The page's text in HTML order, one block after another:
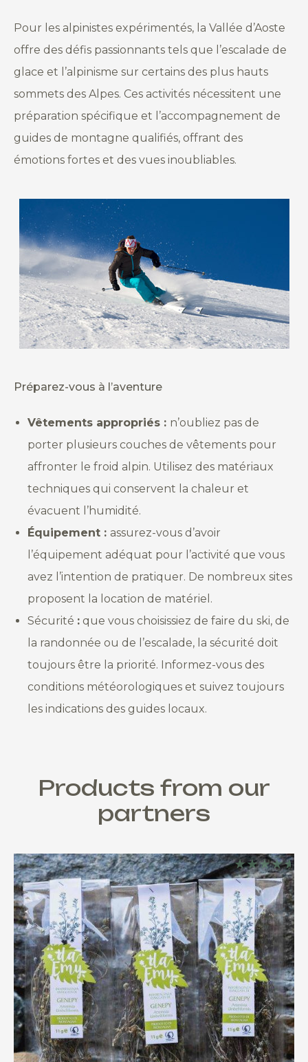
Pour les alpinistes expérimentés, la Vallée d’Aoste
offre des défis passionnants tels que l’escalade de
glace et l’alpinisme sur certains des plus hauts
sommets des Alpes. Ces activités nécessitent une
préparation spécifique et l’accompagnement de
guides de montagne qualifiés, offrant des
émotions fortes et des vues inoubliables.
Préparez-vous à l’aventure
Vêtements appropriés : n’oubliez pas de
porter plusieurs couches de vêtements pour
affronter le froid alpin. Utilisez des matériaux
techniques qui conservent la chaleur et
évacuent l’humidité.
Équipement : assurez-vous d’avoir
l’équipement adéquat pour l’activité que vous
avez l’intention de pratiquer. De nombreux sites
proposent la location de matériel.
Sécurité : que vous choisissiez de faire du ski, de
la randonnée ou de l’escalade, la sécurité doit
toujours être la priorité. Informez-vous des
conditions météorologiques et suivez toujours
les indications des guides locaux.
Products from our
partners